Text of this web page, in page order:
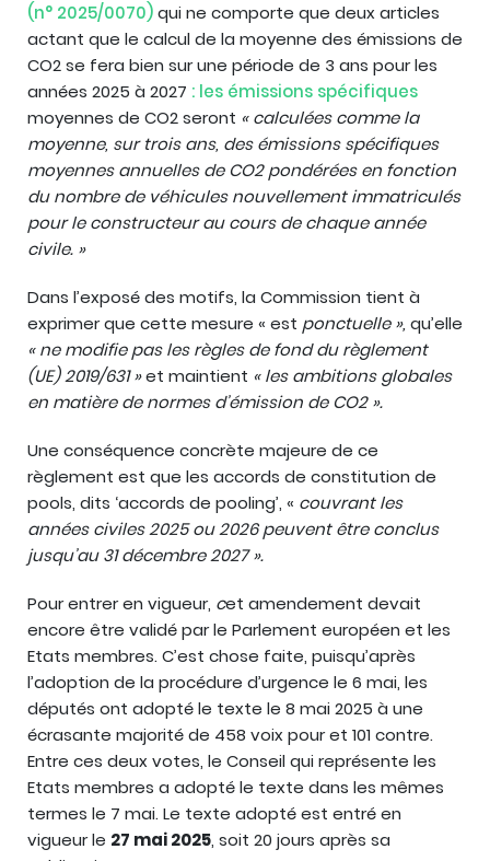
(n° 2025/0070)qui ne comporte que deux articles
actant que le calcul de la moyenne des émissions de
CO2 se fera bien sur une période de 3 ans pour les
années 2025 à 2027 : les émissions spécifiques
moyennes de CO2 seront « calculées comme la
moyenne, sur trois ans, des émissions spécifiques
moyennes annuelles de CO2 pondérées en fonction
du nombre de véhicules nouvellement immatriculés
pour le constructeur au cours de chaque année
civile. »
Dans l’exposé des motifs, la Commission tient à
exprimer que cette mesure « est ponctuelle », qu’elle
« ne modifie pas les règles de fond du règlement
(UE) 2019/631 »et maintient « les ambitions globales
en matière de normes d’émission de CO2 ».
Une conséquence concrète majeure de ce
règlement est que les accords de constitution de
pools, dits ‘accords de pooling’, « couvrant les
années civiles 2025 ou 2026 peuvent être conclus
jusqu’au 31 décembre 2027 ».
Pour entrer en vigueur, cet amendement devait
encore être validé par le Parlement européen et les
Etats membres. C’est chose faite, puisqu’après
l’adoption de la procédure d’urgence le 6 mai, les
députés ont adopté le texte le 8 mai 2025 à une
écrasante majorité de 458 voix pour et 101 contre.
Entre ces deux votes, le Conseil qui représente les
Etats membres a adopté le texte dans les mêmes
termes le 7 mai. Le texte adopté est entré en
vigueur le 27 mai 2025, soit 20 jours après sa